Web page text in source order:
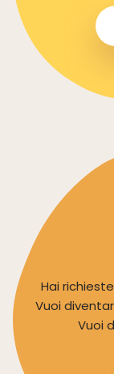
Hai
Vuoi
Vuoi